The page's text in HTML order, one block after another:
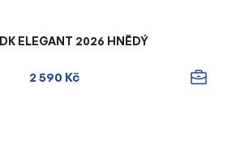
ELEGANT 2026 HNĚDÝ
2 590 Kč